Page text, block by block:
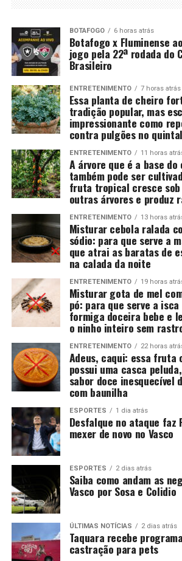
BOTAFOGO 6 horas atrás
Botafogo x Fluminense
jogo pela 22ª rodada do
Brasileiro
ENTRETENIMENTO 7 horas atrás
Essa planta de cheiro
tradição popular, mas
impressionante como
contra pulgões no quintal
ENTRETENIMENTO 11 horas
A árvore que é a base
também pode ser
fruta tropical cresce sob
outras árvores e produz
ENTRETENIMENTO 13 horas
Misturar cebola ralada
sódio: para que serve a
que atrai as baratas de
na calada da noite
ENTRETENIMENTO 19 horas
Misturar gota de mel
pó: para que serve a
formiga doceira bebe e
o ninho inteiro sem
ENTRETENIMENTO 22 horas
Adeus, caqui: essa
possui uma casca
sabor doce inesquecível
com baunilha
ESPORTES 1 dia atrás
Desfalque no ataque faz
mexer de novo no Vasco
ESPORTES 2 dias atrás
Saiba como andam as
Vasco por Sosa e Colidio
ÚLTIMAS NOTÍCIAS 2 dias atrás
Taquara recebe
castração para pets